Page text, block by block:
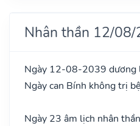
Nhân thần 12/
Ngày 12-08-2039 dương
Ngày can Bính không trị
Ngày 23 âm lịch nhân